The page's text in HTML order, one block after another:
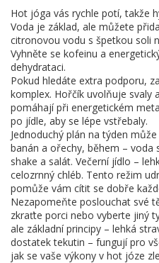
Hot jóga vás rychle potí, takže
Voda je základ, ale můžete
citronovou vodu s špetkou soli
Vyhněte se kofeinu a
dehydrataci.
Pokud hledáte extra podporu,
komplex. Hořčík uvolňuje svaly
pomáhají při energetickém
po jídle, aby se lépe vstřebaly.
Jednoduchý plán na týden
banán a ořechy, během –
shake a salát. Večerní jídlo –
celozrnný chléb. Tento režim
pomůže vám cítit se dobře
Nezapomeňte poslouchat své
zkraťte porci nebo vyberte jiný
ale základní principy – lehká
dostatek tekutin – fungují pro
jak se vaše výkony v hot józe